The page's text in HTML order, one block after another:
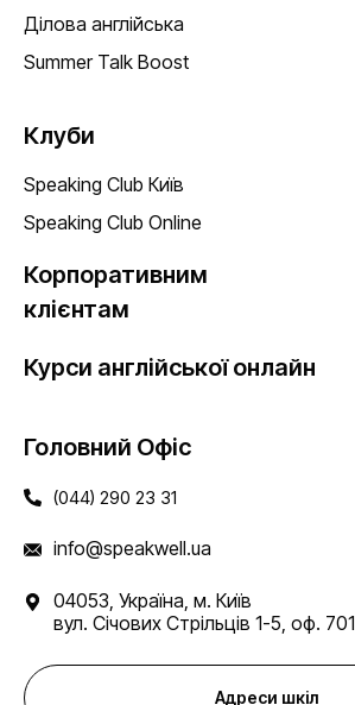
Ділова англійська
Summer Talk Boost
Клуби
Speaking Club Київ
Speaking Club Online
Корпоративним
клієнтам
Курси англійської онлайн
Головний Офіс
(044) 290 23 31
info@speakwell.ua
04053, Україна, м. Київ
вул. Січових Стрільців 1-5, оф. 701
Адреси шкіл